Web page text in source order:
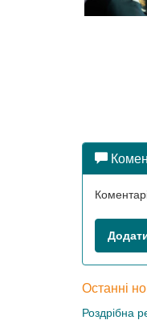
Останні
Роздрібна